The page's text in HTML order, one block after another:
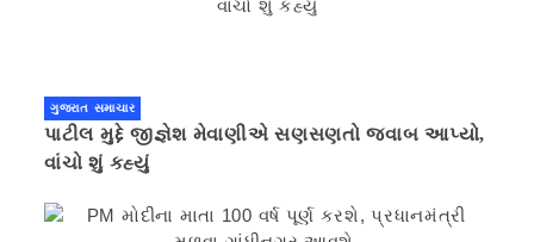
ગુજરાત સમાચાર
પાટીલ મુદ્દે જીજ્ઞેશ મેવાણીએ સણસણતો જવાબ આપ્યો,
વાંચો શું કહ્યું